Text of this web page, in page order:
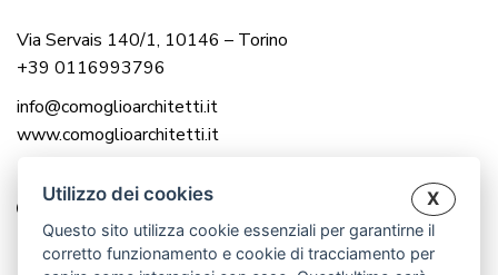
Via Servais 140/1, 10146 – Torino
+39 0116993796
info@comoglioarchitetti.it
www.comoglioarchitetti.it
Utilizzo dei cookies X
Questo sito utilizza cookie essenziali per garantirne il
corretto funzionamento e cookie di tracciamento per